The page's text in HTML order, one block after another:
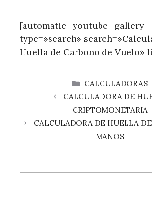
[automatic_youtube_gallery
type=»search»
Huella de Carbono de Vuelo»
CATEGORÍAS
CALCULADORAS
CALCULADORA DE
CRIPTOMONETARIA
CALCULADORA DE HUELLA
MANOS